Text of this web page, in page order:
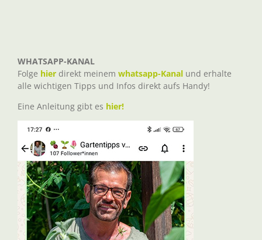
WHATSAPP-KANAL
Folge hier direkt meinem whatsapp-Kanal und erhalte
alle wichtigen Tipps und Infos direkt aufs Handy!
Eine Anleitung gibt es hier!